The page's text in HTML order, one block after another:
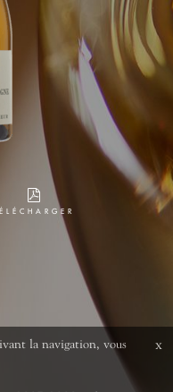
la navigation, vous
x